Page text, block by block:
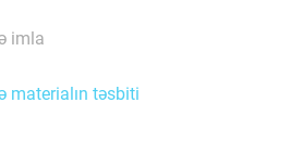
imla
materialın təsbiti